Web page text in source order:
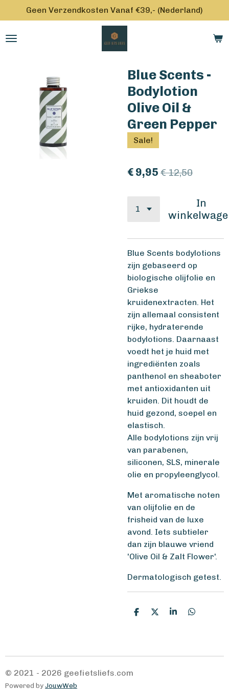
direct
naar
Geen Verzendkosten Vanaf €39,- (Nederland)
Blue Scents -
Bodylotion
Olive Oil &
Green Pepper
Sale!
€ 9,95 € 12,50
In
Blue Scents bodylotions
zijn gebaseerd op
biologische olijfolie en
Griekse
kruidenextracten. Het
zijn allemaal consistent
rijke, hydraterende
bodylotions. Daarnaast
voedt het je huid met
ingrediënten zoals
panthenol en sheaboter
met antioxidanten uit
kruiden. Dit houdt de
huid gezond, soepel en
elastisch.
Alle bodylotions zijn vrij
van parabenen,
siliconen, SLS, minerale
olie en propyleenglycol.
Met aromatische noten
van olijfolie en de
frisheid van de luxe
avond. Iets subtieler
dan zijn blauwe vriend
'Olive Oil & Zalt Flower'.
Dermatologisch getest.
D
D
S
D
© 2021 - 2026 geefietsliefs.com
Powered byJouwWeb